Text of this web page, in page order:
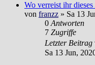
Wo verreist ihr dieses
von franzz » Sa 13
0 Antworten
7 Zugriffe
Letzter Beitrag
Sa 13 Jun,